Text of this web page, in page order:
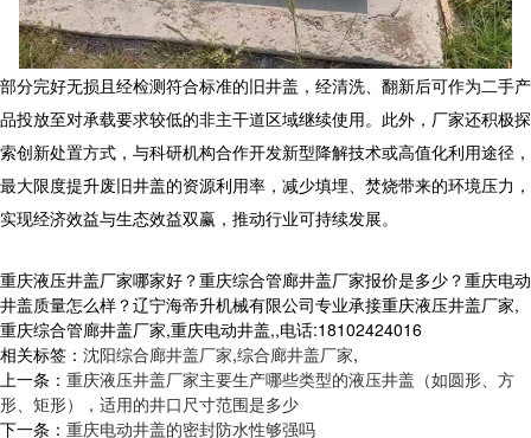
部分完好无损且经检测符合标准的旧井盖，经清洗、翻新后可作为二手产
品投放至对承载要求较低的非主干道区域继续使用。此外，厂家还积极探
索创新处置方式，与科研机构合作开发新型降解技术或高值化利用途径，
最大限度提升废旧井盖的资源利用率，减少填埋、焚烧带来的环境压力，
实现经济效益与生态效益双赢，推动行业可持续发展。
重庆液压井盖厂家哪家好？重庆综合管廊井盖厂家报价是多少？重庆电动
井盖质量怎么样？辽宁海帝升机械有限公司专业承接重庆液压井盖厂家,
重庆综合管廊井盖厂家,重庆电动井盖,,电话:18102424016
相关标签： 沈阳综合廊井盖厂家,综合廊井盖厂家,
上一条： 重庆液压井盖厂家主要生产哪些类型的液压井盖（如圆形、方
形、矩形），适用的井口尺寸范围是多少
下一条： 重庆电动井盖的密封防水性够强吗